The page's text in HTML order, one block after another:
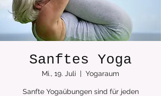
Sanftes Yoga
Mi., 19. Juli
  |
Yogaraum
Sanfte Yogaübungen sind für jeden